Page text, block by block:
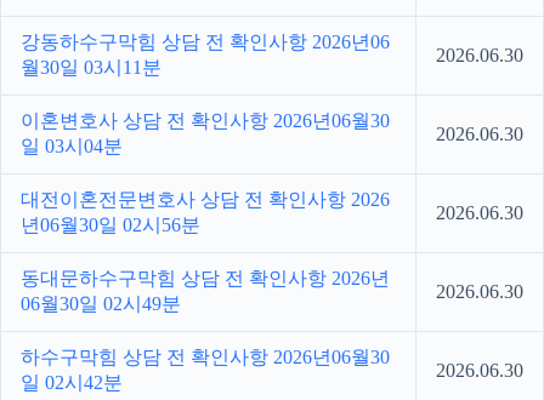
강동하수구막힘 상담 전 확인사항 2026년06
월30일 03시11분
2026.06.30
이혼변호사 상담 전 확인사항 2026년06월30
일 03시04분
2026.06.30
대전이혼전문변호사 상담 전 확인사항 2026
년06월30일 02시56분
2026.06.30
동대문하수구막힘 상담 전 확인사항 2026년
06월30일 02시49분
2026.06.30
하수구막힘 상담 전 확인사항 2026년06월30
일 02시42분
2026.06.30